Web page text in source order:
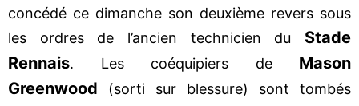
concédé ce dimanche son deuxième revers sous
les ordres de l’ancien technicien du Stade
Rennais. Les coéquipiers de Mason
Greenwood (sorti sur blessure) sont tombés